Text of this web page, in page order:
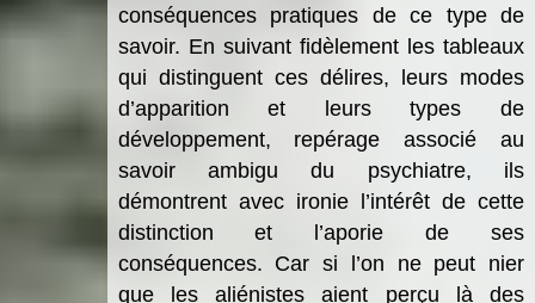
conséquences pratiques de ce type de
savoir. En suivant fidèlement les tableaux
qui distinguent ces délires, leurs modes
d’apparition et leurs types de
développement, repérage associé au
savoir ambigu du psychiatre, ils
démontrent avec ironie l’intérêt de cette
distinction et l’aporie de ses
conséquences. Car si l’on ne peut nier
que les aliénistes aient perçu là des